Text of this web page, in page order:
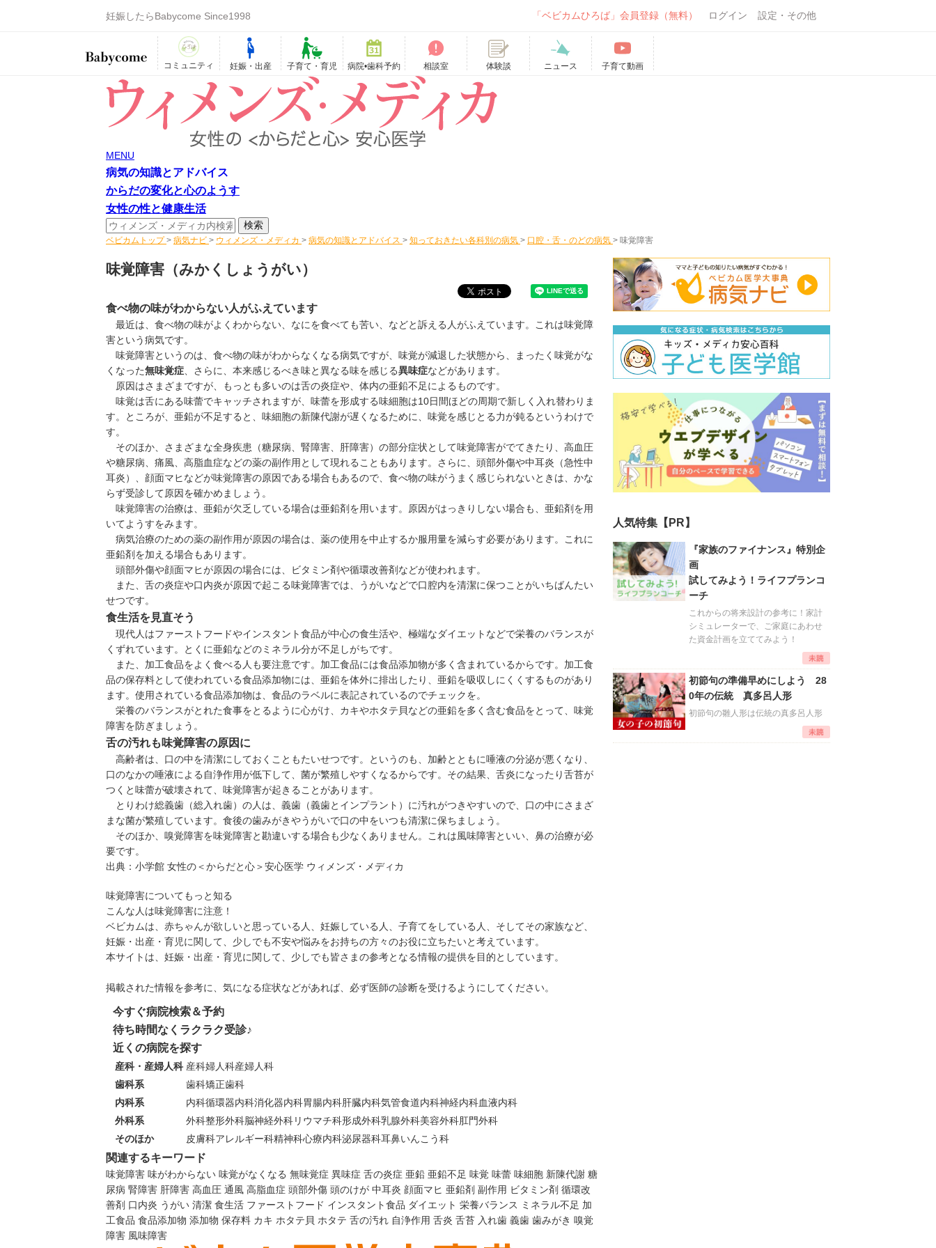
妊娠したらBabycome Since1998 「ベビカムひろば」会員登録（無料） ログイン 設定・その他
コミュニティ 妊娠・出産 子育て・育児 病院•歯科予約 相談室 体験談 ニュース 子育て動画
MENU
病気の知識とアドバイス
からだの変化と心のようす
女性の性と健康生活
ベビカムトップ > 病気ナビ > ウィメンズ・メディカ > 病気の知識とアドバイス > 知っておきたい各科別の病気 > 口腔・舌・のどの病気 > 味覚障害
味覚障害 （みかくしょうがい）
食べ物の味がわからない人がふえています
最近は、食べ物の味がよくわからない、なにを食べても苦い、などと訴える人がふえています。これは味覚障
害という病気です。
味覚障害というのは、食べ物の味がわからなくなる病気ですが、味覚が減退した状態から、まったく味覚がな
くなった無味覚症、さらに、本来感じるべき味と異なる味を感じる異味症などがあります。
原因はさまざまですが、もっとも多いのは舌の炎症や、体内の亜鉛不足によるものです。
味覚は舌にある味蕾でキャッチされますが、味蕾を形成する味細胞は10日間ほどの周期で新しく入れ替わりま
す。ところが、亜鉛が不足すると、味細胞の新陳代謝が遅くなるために、味覚を感じとる力が鈍るというわけで
す。
そのほか、さまざまな全身疾患（糖尿病、腎障害、肝障害）の部分症状として味覚障害がでてきたり、高血圧
や糖尿病、痛風、 高脂血症などの薬の副作用として現れることもあります。さらに、頭部外傷や中耳炎（急性中
耳炎）、顔面マヒなどが味覚障害の原因である場合もあるので、食べ物の味がうまく感じられないときは、かな
らず受診して原因を確かめましょう。
味覚障害の治療は、亜鉛が欠乏している場合は亜鉛剤を用います。原因がはっきりしない場合も、亜鉛剤を用
いてようすをみます。
病気治療のための薬の副作用が原因の場合は、薬の使用を中止するか服用量を減らす必要があります。これに
亜鉛剤を加える場合もあります。
頭部外傷や顔面マヒが原因の場合には、ビタミン剤や循環改善剤などが使われます。
また、舌の炎症や口内炎が原因で起こる味覚障害では、うがいなどで口腔内を清潔に保つことがいちばんたい
せつです。
食生活を見直そう
現代人はファーストフードやインスタント食品が中心の食生活や、極端なダイエットなどで栄養のバランスが
くずれています。とくに亜鉛などのミネラル分が不足しがちです。
また、加工食品をよく食べる人も要注意です。加工食品には食品添加物が多く含まれているからです。加工食
品の保存料として使われている食品添加物には、亜鉛を体外に排出したり、亜鉛を吸収しにくくするものがあり
ます。使用されている食品添加物は、食品のラベルに表記されているのでチェックを。
栄養のバランスがとれた食事をとるように心がけ、カキやホタテ貝などの亜鉛を多く含む食品をとって、味覚
障害を防ぎましょう。
舌の汚れも味覚障害の原因に
高齢者は、口の中を清潔にしておくこともたいせつです。というのも、加齢とともに唾液の分泌が悪くなり、
口のなかの唾液による自浄作用が低下して、菌が繁殖しやすくなるからです。その結果、 舌炎になったり舌苔が
つくと味蕾が破壊されて、味覚障害が起きることがあります。
とりわけ総義歯（総入れ歯）の人は、義歯（義歯とインプラント ）に汚れがつきやすいので、口の中にさまざ
まな菌が繁殖しています。食後の歯みがきやうがいで口の中をいつも清潔に保ちましょう。
そのほか、 嗅覚障害を味覚障害と勘違いする場合も少なくありません。これは風味障害といい、鼻の治療が必
要です。
出典： 小学館 女性の＜からだと心＞安心医学 ウィメンズ・メディカ
味覚障害についてもっと知る
こんな人は味覚障害に注意！
ベビカムは、赤ちゃんが欲しいと思っている人、妊娠している人、子育てをしている人、そしてその家族など、
妊娠・出産・育児に関して、少しでも不安や悩みをお持ちの方々のお役に立ちたいと考えています。
本サイトは、妊娠・出産・育児に関して、少しでも皆さまの参考となる情報の提供を目的としています。
掲載された情報を参考に、気になる症状などがあれば、必ず医師の診断を受けるようにしてください。
今すぐ病院検索＆予約
待ち時間なくラクラク受診♪
近くの病院を探す
産科・産婦人科 産科婦人科産婦人科
歯科系
歯科矯正歯科
内科系
内科循環器内科消化器内科胃腸内科肝臓内科気管食道内科神経内科血液内科
外科系
外科整形外科脳神経外科リウマチ科形成外科乳腺外科美容外科肛門外科
そのほか
皮膚科アレルギー科精神科心療内科泌尿器科耳鼻いんこう科
関連するキーワード
味覚障害 味がわからない 味覚がなくなる 無味覚症 異味症 舌の炎症 亜鉛 亜鉛不足 味覚 味蕾 味細胞 新陳代謝 糖
尿病 腎障害 肝障害 高血圧 通風 高脂血症 頭部外傷 頭のけが 中耳炎 顔面マヒ 亜鉛剤 副作用 ビタミン剤 循環改
善剤 口内炎 うがい 清潔 食生活 ファーストフード インスタント食品 ダイエット 栄養バランス ミネラル不足 加
工食品 食品添加物 添加物 保存料 カキ ホタテ貝 ホタテ 舌の汚れ 自浄作用 舌炎 舌苔 入れ歯 義歯 歯みがき 嗅覚
障害 風味障害
人気特集【PR】
『家族のファイナンス』特別企
画
試してみよう！ライフプランコ
ーチ
これからの将来設計の参考に！家計
シミュレーターで、ご家庭にあわせ
た資金計画を立ててみよう！
初節句の準備早めにしよう 28
0年の伝統 真多呂人形
初節句の雛人形は伝統の真多呂人形